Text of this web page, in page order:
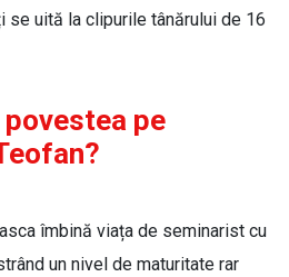
se uită la clipurile tânărului de 16
pe
îmbină viața de seminarist cu
un nivel de maturitate rar